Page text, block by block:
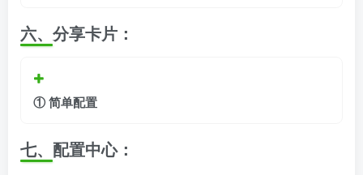
六、分享卡片 ：
① 简单配置
七、 配置中心：